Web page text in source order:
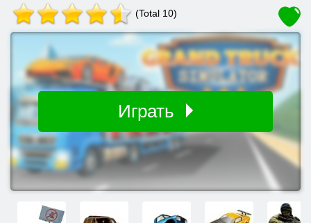
(Total 10)
Играть